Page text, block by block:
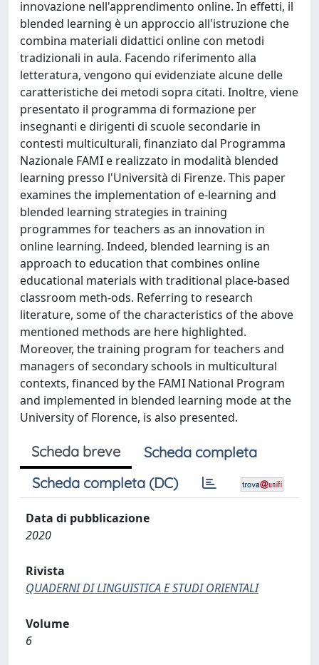
innovazione nell'apprendimento online. In effetti, il
blended learning è un approccio all'istruzione che
combina materiali didattici online con metodi
tradizionali in aula. Facendo riferimento alla
letteratura, vengono qui evidenziate alcune delle
caratteristiche dei metodi sopra citati. Inoltre, viene
presentato il programma di formazione per
insegnanti e dirigenti di scuole secondarie in
contesti multiculturali, finanziato dal Programma
Nazionale FAMI e realizzato in modalità blended
learning presso l'Università di Firenze. This paper
examines the implementation of e-learning and
blended learning strategies in training
programmes for teachers as an innovation in
online learning. Indeed, blended learning is an
approach to education that combines online
educational materials with traditional place-based
classroom meth-ods. Referring to research
literature, some of the characteristics of the above
mentioned methods are here highlighted.
Moreover, the training program for teachers and
managers of secondary schools in multicultural
contexts, financed by the FAMI National Program
and implemented in blended learning mode at the
University of Florence, is also presented.
Scheda breve
Scheda completa
Scheda completa (DC)
Data di pubblicazione
2020
Rivista
QUADERNI DI LINGUISTICA E STUDI ORIENTALI
Volume
6